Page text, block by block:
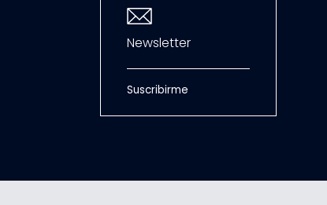
Newsletter
Suscribirme